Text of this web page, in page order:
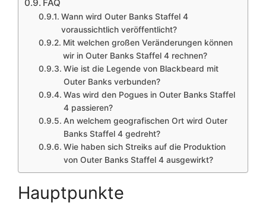
FAQ
Wann wird Outer Banks Staffel 4
voraussichtlich veröffentlicht?
Mit welchen großen Veränderungen können
wir in Outer Banks Staffel 4 rechnen?
Wie ist die Legende von Blackbeard mit
Outer Banks verbunden?
Was wird den Pogues in Outer Banks Staffel
4 passieren?
An welchem geografischen Ort wird Outer
Banks Staffel 4 gedreht?
Wie haben sich Streiks auf die Produktion
von Outer Banks Staffel 4 ausgewirkt?
Hauptpunkte